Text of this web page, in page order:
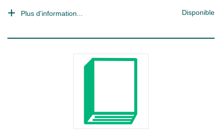
Plus d'information... Disponible